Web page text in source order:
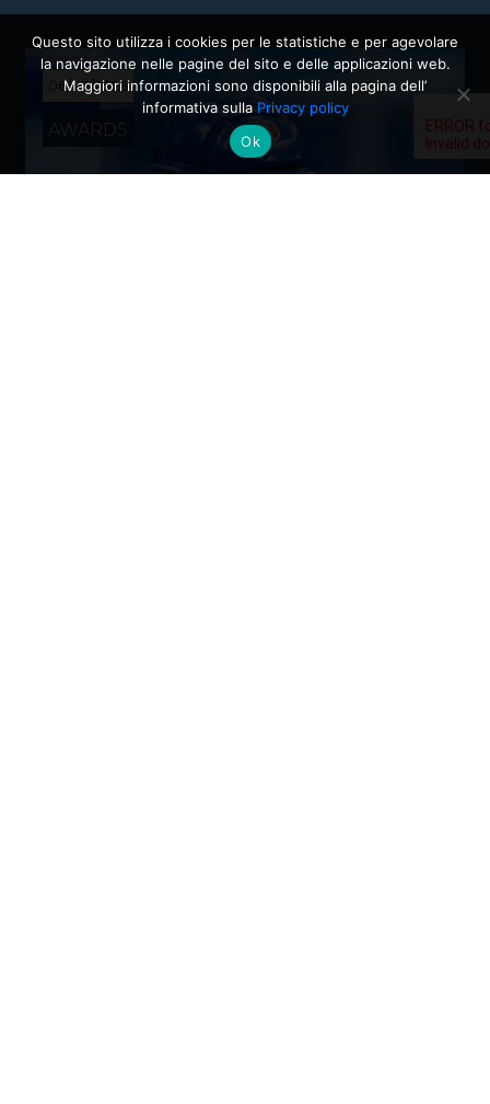
06/03/2026
AWARDS
Questo sito utilizza i cookies per le statistiche e per agevolare
la navigazione nelle pagine del sito e delle applicazioni web.
Maggiori informazioni sono disponibili alla pagina dell’
informativa sulla Privacy policy
Ok